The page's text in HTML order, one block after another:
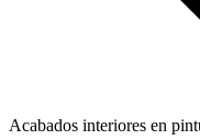
Acabados interiores en